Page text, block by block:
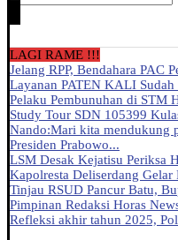
LAGI RAME !!!
Jelang RPP, Bendahara PAC
Layanan PATEN KALI
Pelaku Pembunuhan di STM
Study Tour SDN 105399
Nando:Mari kita mendukung
Presiden Prabowo...
LSM Desak Kejatisu Periksa
Kapolresta Deliserdang
Tinjau RSUD Pancur Batu,
Pimpinan Redaksi Horas
Refleksi akhir tahun 2025,